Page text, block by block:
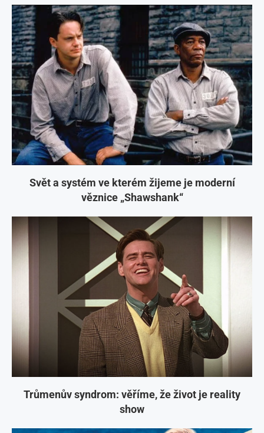
Svět a systém ve kterém žijeme je moderní
věznice „Shawshank“
Trůmenův syndrom: věříme, že život je reality
show